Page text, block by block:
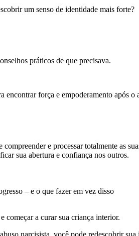
um senso de identidade mais forte?
práticos de que precisava.
força e empoderamento após o
e processar totalmente as
sua abertura e confiança nos outros.
– e o que fazer em vez disso
começar a curar sua criança interior.
narcisista, você pode redescobrir